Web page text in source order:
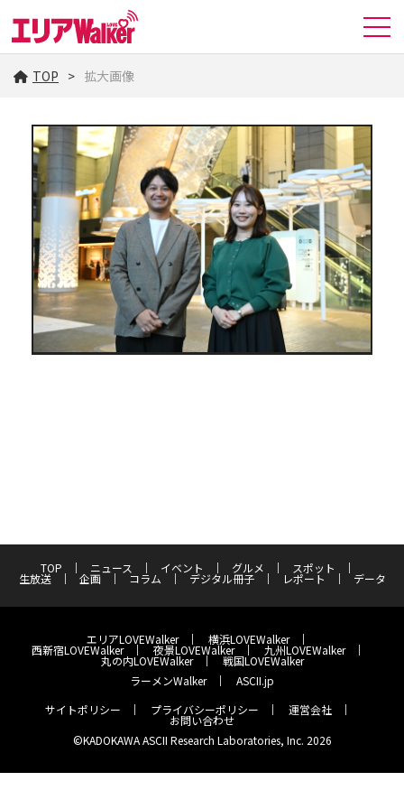
TOP 拡大画像
TOP ニュース イベント グルメ スポット
生放送 企画 コラム デジタル冊子 レポート データ
エリアLOVEWalker 横浜LOVEWalker
西新宿LOVEWalker 夜景LOVEWalker 九州LOVEWalker
丸の内LOVEWalker
戦国LOVEWalker
ラーメンWalker
ASCII.jp
サイトポリシー
プライバシーポリシー 運営会社
お問い合わせ
©KADOKAWA ASCII Research Laboratories, Inc. 2026